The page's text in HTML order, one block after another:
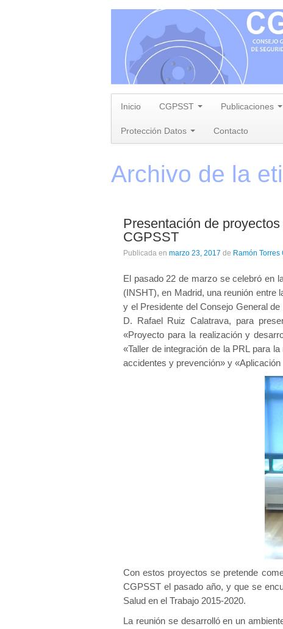
Inicio CGPSST Publicaciones
Protección Datos Contacto
Archivo de la
Presentación de
CGPSST
Publicada en marzo 23, 2017 de Ramón Torres
El pasado 22 de marzo se celebró en
(INSHT), en Madrid, una reunión entre
y el Presidente del Consejo General
D. Rafael Ruiz Calatrava, para
«Proyecto para la realización y
«Taller de integración de la PRL para
accidentes y prevención» y
Con estos proyectos se pretende
CGPSST el pasado año, y que se
Salud en el Trabajo 2015-2020.
La reunión se desarrolló en un